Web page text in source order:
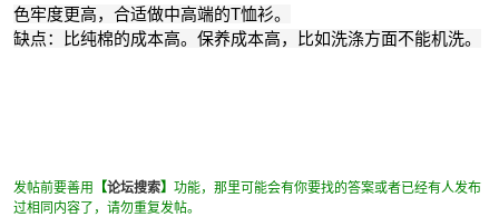
色牢度更高，合适做中高端的T恤衫。
缺点：比纯棉的成本高。保养成本高，比如洗涤方面不能机洗。
发帖前要善用 【论坛搜索】 功能，那里可能会有你要找的答案或者已经有人发布
过相同内容了，请勿重复发帖。